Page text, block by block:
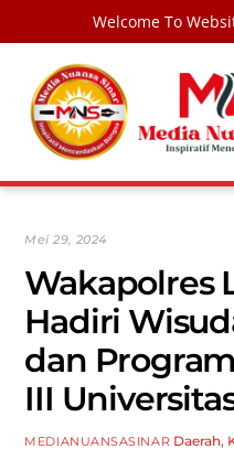
Welcome To
content
Mei 29, 2024
Wakapolres
Hadiri
dan
III
MEDIANUANSASINAR Daerah,